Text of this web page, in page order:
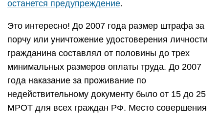
останется предупреждение.
Это интересно! До 2007 года размер штрафа за
порчу или уничтожение удостоверения личности
гражданина составлял от половины до трех
минимальных размеров оплаты труда. До 2007
года наказание за проживание по
недействительному документу было от 15 до 25
МРОТ для всех граждан РФ. Место совершения